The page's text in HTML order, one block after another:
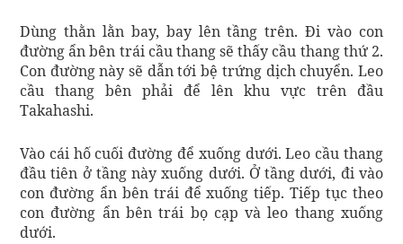
Dùng thằn lằn bay, bay lên tầng trên. Đi vào con
đường ẩn bên trái cầu thang sẽ thấy cầu thang thứ 2.
Con đường này sẽ dẫn tới bệ trứng dịch chuyển. Leo
cầu thang bên phải để lên khu vực trên đầu
Takahashi.
Vào cái hố cuối đường để xuống dưới. Leo cầu thang
đầu tiên ở tầng này xuống dưới. Ở tầng dưới, đi vào
con đường ẩn bên trái để xuống tiếp. Tiếp tục theo
con đường ẩn bên trái bọ cạp và leo thang xuống
dưới.